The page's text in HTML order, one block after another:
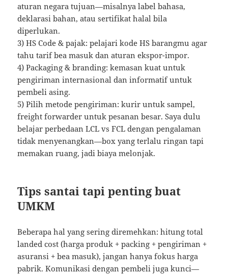
aturan negara tujuan—misalnya label bahasa,
deklarasi bahan, atau sertifikat halal bila
diperlukan.
3) HS Code & pajak: pelajari kode HS barangmu agar
tahu tarif bea masuk dan aturan ekspor-impor.
4) Packaging & branding: kemasan kuat untuk
pengiriman internasional dan informatif untuk
pembeli asing.
5) Pilih metode pengiriman: kurir untuk sampel,
freight forwarder untuk pesanan besar. Saya dulu
belajar perbedaan LCL vs FCL dengan pengalaman
tidak menyenangkan—box yang terlalu ringan tapi
memakan ruang, jadi biaya melonjak.
Tips santai tapi penting buat
UMKM
Beberapa hal yang sering diremehkan: hitung total
landed cost (harga produk + packing + pengiriman +
asuransi + bea masuk), jangan hanya fokus harga
pabrik. Komunikasi dengan pembeli juga kunci—